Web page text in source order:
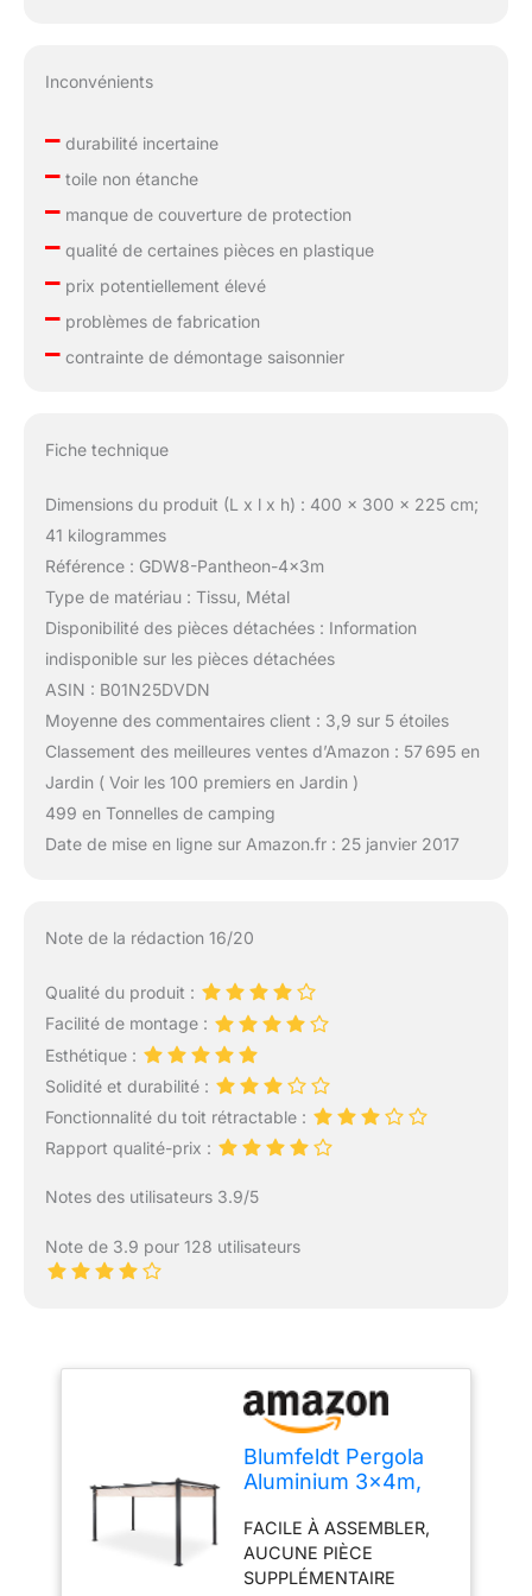
Inconvénients
–durabilité incertaine
–toile non étanche
–manque de couverture de protection
–qualité de certaines pièces en plastique
–prix potentiellement élevé
–problèmes de fabrication
–contrainte de démontage saisonnier
Fiche technique
Dimensions du produit (L x l x h) : 400 x 300 x 225 cm;
41 kilogrammes
Référence : GDW8-Pantheon-4x3m
Type de matériau : Tissu, Métal
Disponibilité des pièces détachées : Information
indisponible sur les pièces détachées
ASIN : B01N25DVDN
Moyenne des commentaires client : 3,9 sur 5 étoiles
Classement des meilleures ventes d’Amazon : 57 695 en
Jardin ( Voir les 100 premiers en Jardin )
499 en Tonnelles de camping
Date de mise en ligne sur Amazon.fr : 25 janvier 2017
Note de la rédaction 16/20
Qualité du produit :
Facilité de montage :
Esthétique :
Solidité et durabilité :
Fonctionnalité du toit rétractable :
Rapport qualité-prix :
Notes des utilisateurs 3.9/5
Note de 3.9 pour 128 utilisateurs
Blumfeldt Pergola
Aluminium 3x4m,
avec Toit
Rétractable, Kit
Pergolas en Métal,
FACILE À ASSEMBLER,
AUCUNE PIÈCE
SUPPLÉMENTAIRE